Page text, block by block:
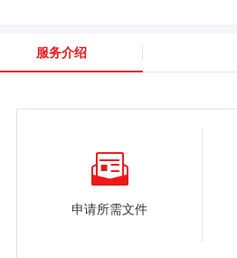
服务介绍
申请所需文件